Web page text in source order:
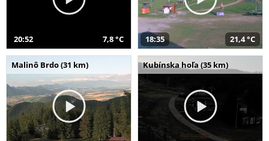
20:52 7,8 °C 18:35 21,4 °C
Malinô Brdo (31 km) Kubínska hoľa (35 km)